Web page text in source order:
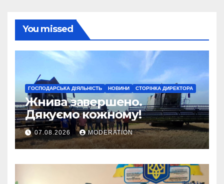
You missed
ГОСПОДАРСЬКА ДІЯЛЬНІСТЬ НОВИНИ СТОРІНКА ДИРЕКТОРА
Жнива завершено.
Дякуємо кожному!
07.08.2026 MODERATION